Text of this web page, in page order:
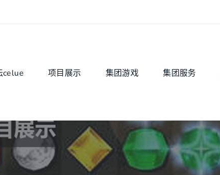
celue 项目展示 集团游戏 集团服务